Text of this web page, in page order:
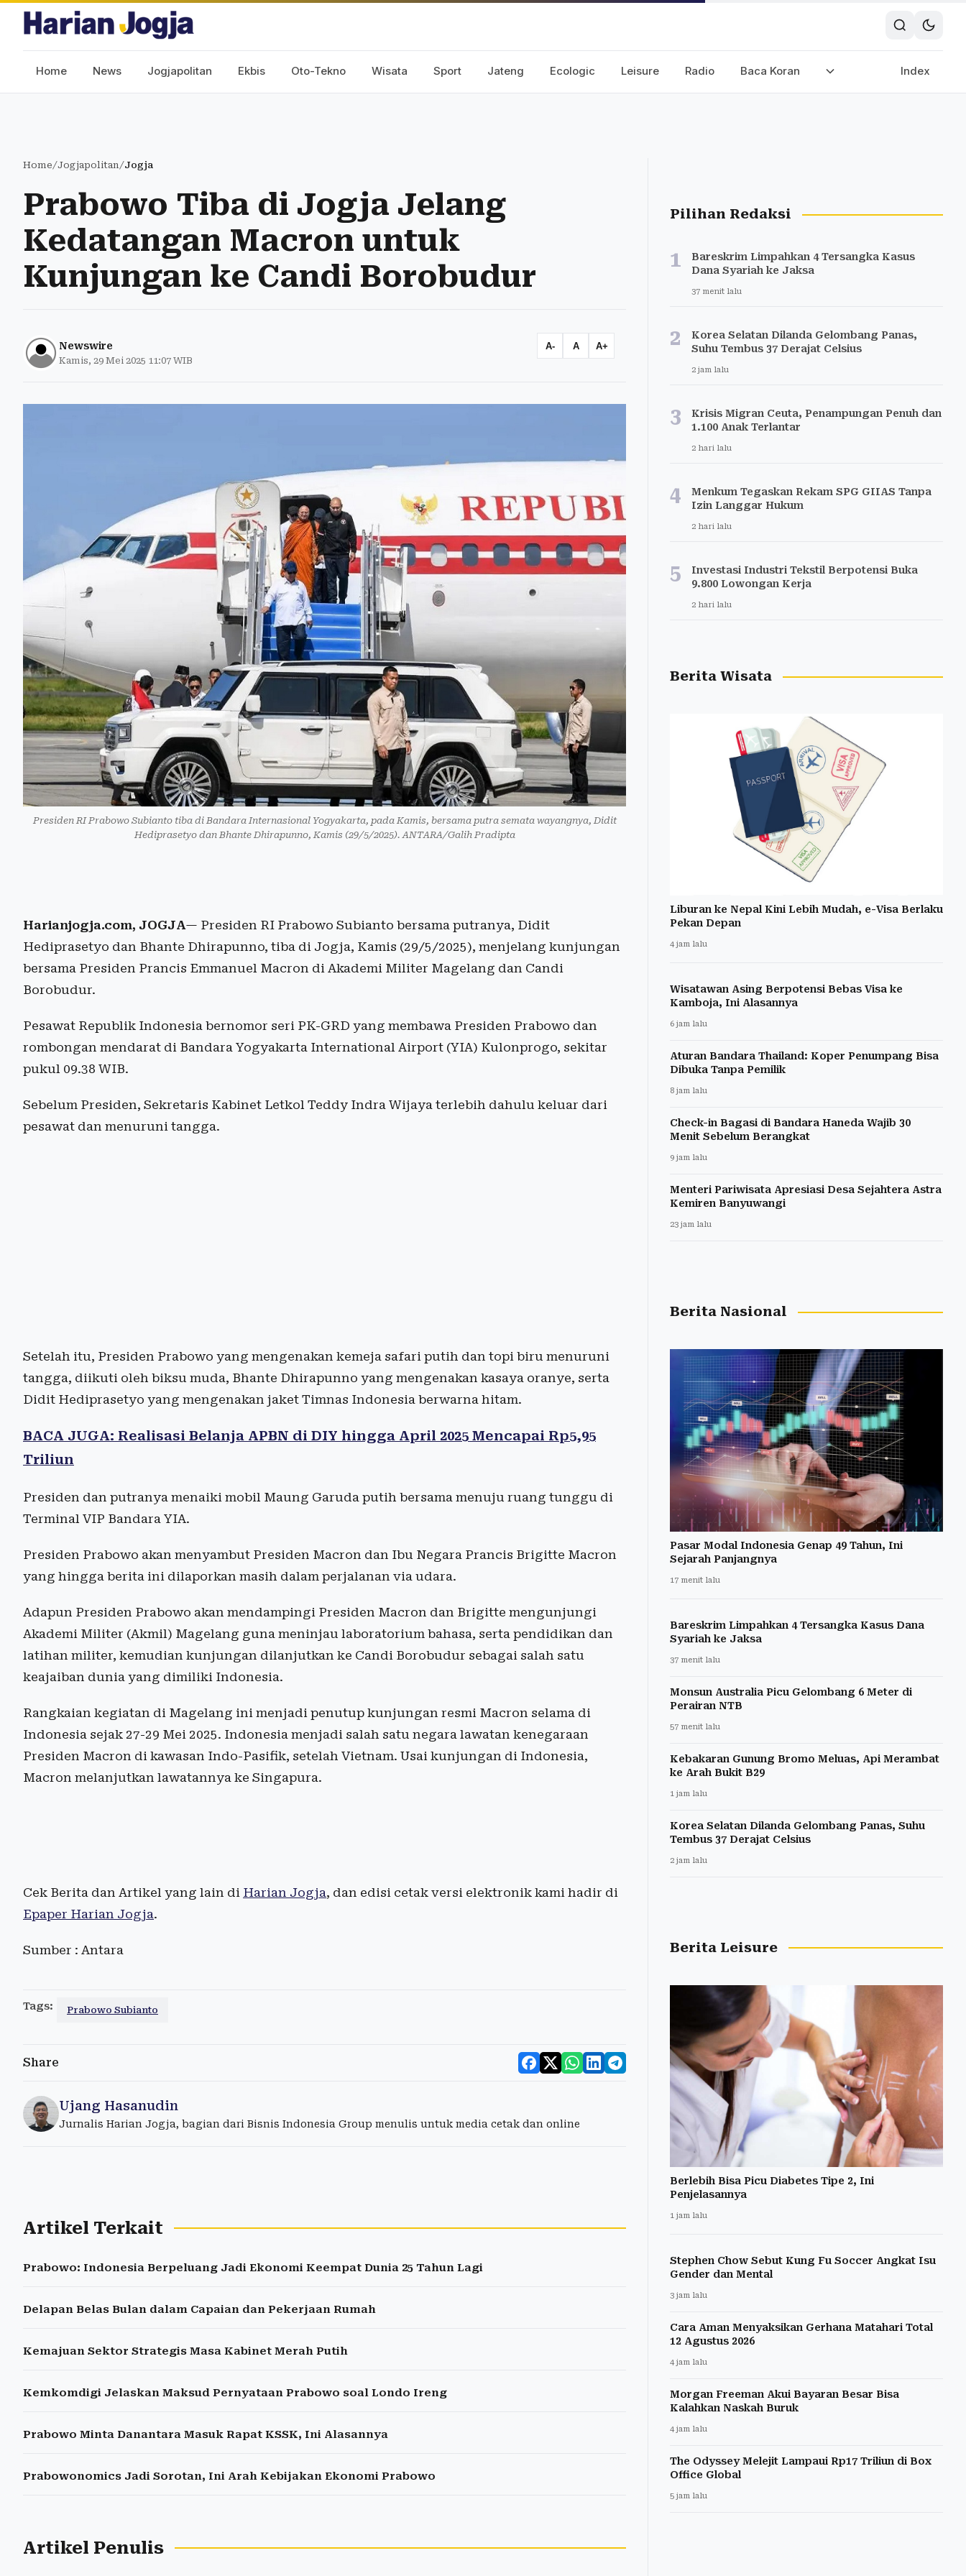
Home News Jogjapolitan Ekbis Oto-Tekno Wisata Sport Jateng Ecologic Leisure Radio Baca Koran Index
Home/Jogjapolitan/Jogja
Prabowo Tiba di Jogja Jelang
Kedatangan Macron untuk
Kunjungan ke Candi Borobudur
Newswire
Kamis, 29 Mei 2025 11:07 WIB
A- A A+
Presiden RI Prabowo Subianto tiba di Bandara Internasional Yogyakarta, pada Kamis, bersama putra semata wayangnya, Didit
Hediprasetyo dan Bhante Dhirapunno, Kamis (29/5/2025). ANTARA/Galih Pradipta
Harianjogja.com, JOGJA— Presiden RI Prabowo Subianto bersama putranya, Didit
Hediprasetyo dan Bhante Dhirapunno, tiba di Jogja, Kamis (29/5/2025), menjelang kunjungan
bersama Presiden Prancis Emmanuel Macron di Akademi Militer Magelang dan Candi
Borobudur.
Pesawat Republik Indonesia bernomor seri PK-GRD yang membawa Presiden Prabowo dan
rombongan mendarat di Bandara Yogyakarta International Airport (YIA) Kulonprogo, sekitar
pukul 09.38 WIB.
Sebelum Presiden, Sekretaris Kabinet Letkol Teddy Indra Wijaya terlebih dahulu keluar dari
pesawat dan menuruni tangga.
Setelah itu, Presiden Prabowo yang mengenakan kemeja safari putih dan topi biru menuruni
tangga, diikuti oleh biksu muda, Bhante Dhirapunno yang mengenakan kasaya oranye, serta
Didit Hediprasetyo yang mengenakan jaket Timnas Indonesia berwarna hitam.
BACA JUGA: Realisasi Belanja APBN di DIY hingga April 2025 Mencapai Rp5,95
Triliun
Presiden dan putranya menaiki mobil Maung Garuda putih bersama menuju ruang tunggu di
Terminal VIP Bandara YIA.
Presiden Prabowo akan menyambut Presiden Macron dan Ibu Negara Prancis Brigitte Macron
yang hingga berita ini dilaporkan masih dalam perjalanan via udara.
Adapun Presiden Prabowo akan mendampingi Presiden Macron dan Brigitte mengunjungi
Akademi Militer (Akmil) Magelang guna meninjau laboratorium bahasa, serta pendidikan dan
latihan militer, kemudian kunjungan dilanjutkan ke Candi Borobudur sebagai salah satu
keajaiban dunia yang dimiliki Indonesia.
Rangkaian kegiatan di Magelang ini menjadi penutup kunjungan resmi Macron selama di
Indonesia sejak 27-29 Mei 2025. Indonesia menjadi salah satu negara lawatan kenegaraan
Presiden Macron di kawasan Indo-Pasifik, setelah Vietnam. Usai kunjungan di Indonesia,
Macron melanjutkan lawatannya ke Singapura.
Cek Berita dan Artikel yang lain di Harian Jogja, dan edisi cetak versi elektronik kami hadir di
Epaper Harian Jogja.
Sumber : Antara
Tags: Prabowo Subianto
Share
Ujang Hasanudin
Jurnalis Harian Jogja, bagian dari Bisnis Indonesia Group menulis untuk media cetak dan online
Artikel Terkait
Prabowo: Indonesia Berpeluang Jadi Ekonomi Keempat Dunia 25 Tahun Lagi
Delapan Belas Bulan dalam Capaian dan Pekerjaan Rumah
Kemajuan Sektor Strategis Masa Kabinet Merah Putih
Kemkomdigi Jelaskan Maksud Pernyataan Prabowo soal Londo Ireng
Prabowo Minta Danantara Masuk Rapat KSSK, Ini Alasannya
Prabowonomics Jadi Sorotan, Ini Arah Kebijakan Ekonomi Prabowo
Artikel Penulis
Pilihan Redaksi
1
Bareskrim Limpahkan 4 Tersangka Kasus
Dana Syariah ke Jaksa
37 menit lalu
2
Korea Selatan Dilanda Gelombang Panas,
Suhu Tembus 37 Derajat Celsius
2 jam lalu
3
Krisis Migran Ceuta, Penampungan Penuh dan
1.100 Anak Terlantar
2 hari lalu
4
Menkum Tegaskan Rekam SPG GIIAS Tanpa
Izin Langgar Hukum
2 hari lalu
5
Investasi Industri Tekstil Berpotensi Buka
9.800 Lowongan Kerja
2 hari lalu
Berita Wisata
Liburan ke Nepal Kini Lebih Mudah, e-Visa Berlaku
Pekan Depan
4 jam lalu
Wisatawan Asing Berpotensi Bebas Visa ke
Kamboja, Ini Alasannya
6 jam lalu
Aturan Bandara Thailand: Koper Penumpang Bisa
Dibuka Tanpa Pemilik
8 jam lalu
Check-in Bagasi di Bandara Haneda Wajib 30
Menit Sebelum Berangkat
9 jam lalu
Menteri Pariwisata Apresiasi Desa Sejahtera Astra
Kemiren Banyuwangi
23 jam lalu
Berita Nasional
Pasar Modal Indonesia Genap 49 Tahun, Ini
Sejarah Panjangnya
17 menit lalu
Bareskrim Limpahkan 4 Tersangka Kasus Dana
Syariah ke Jaksa
37 menit lalu
Monsun Australia Picu Gelombang 6 Meter di
Perairan NTB
57 menit lalu
Kebakaran Gunung Bromo Meluas, Api Merambat
ke Arah Bukit B29
1 jam lalu
Korea Selatan Dilanda Gelombang Panas, Suhu
Tembus 37 Derajat Celsius
2 jam lalu
Berita Leisure
Berlebih Bisa Picu Diabetes Tipe 2, Ini
Penjelasannya
1 jam lalu
Stephen Chow Sebut Kung Fu Soccer Angkat Isu
Gender dan Mental
3 jam lalu
Cara Aman Menyaksikan Gerhana Matahari Total
12 Agustus 2026
4 jam lalu
Morgan Freeman Akui Bayaran Besar Bisa
Kalahkan Naskah Buruk
4 jam lalu
The Odyssey Melejit Lampaui Rp17 Triliun di Box
Office Global
5 jam lalu